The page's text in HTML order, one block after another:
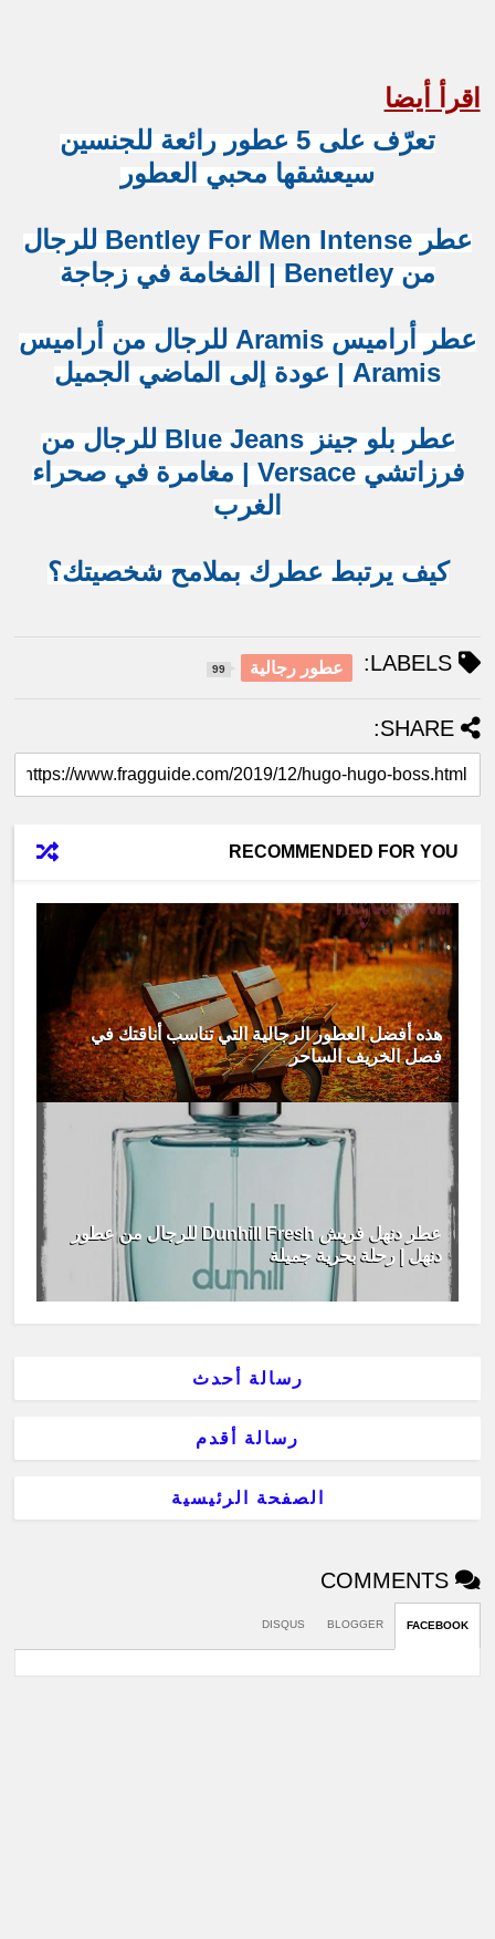
اقرأ أيضا
تعرّف على 5 عطور رائعة للجنسين
سيعشقها محبي العطور
عطر Bentley For Men Intense للرجال
من Benetley | الفخامة في زجاجة
عطر أراميس Aramis للرجال من أراميس
Aramis | عودة إلى الماضي الجميل
عطر بلو جينز Blue Jeans للرجال من
فرزاتشي Versace | مغامرة في صحراء
الغرب
كيف يرتبط عطرك بملامح شخصيتك؟
LABELS: عطور رجالية 99
SHARE:
RECOMMENDED FOR YOU
هذه أفضل العطور الرجالية التي تناسب أناقتك في
فصل الخريف الساحر
عطر دنهل فريش Dunhill Fresh للرجال من عطور
دنهل | رحلة بحرية جميلة
رسالة أحدث
رسالة أقدم
الصفحة الرئيسية
COMMENTS
FACEBOOK
BLOGGER
DISQUS